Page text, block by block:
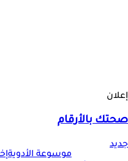
إعلان
صحتك بالأرقام
جديد
موسوعة الأدوية